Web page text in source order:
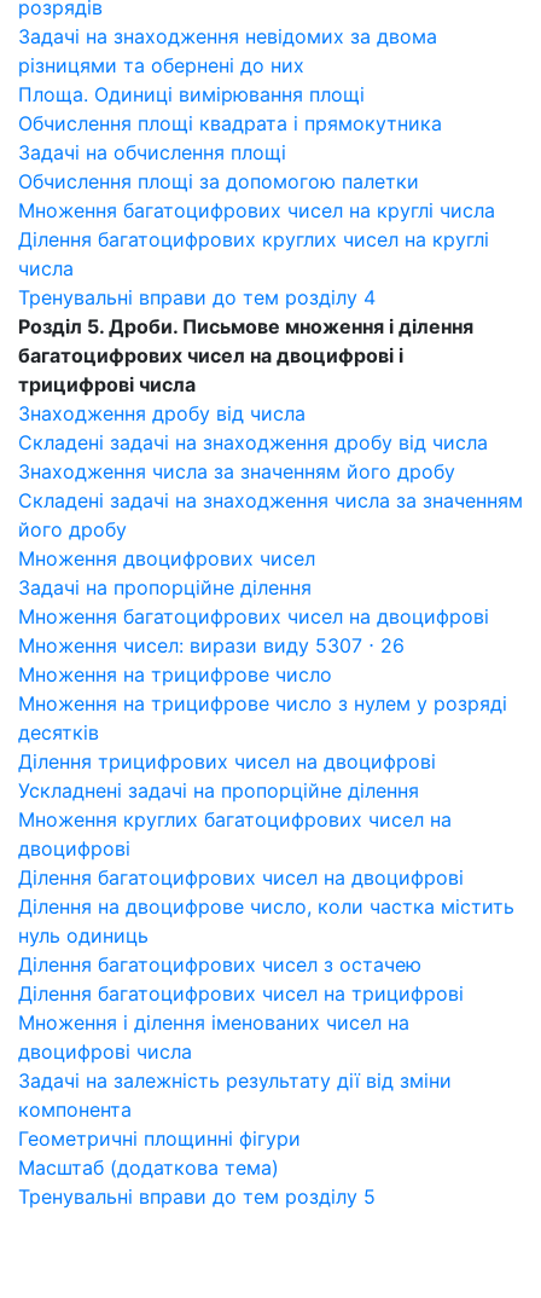
розрядів
Задачі на знаходження невідомих за двома
різницями та обернені до них
Площа. Одиниці вимірювання площі
Обчислення площі квадрата і прямокутника
Задачі на обчислення площі
Обчислення площі за допомогою палетки
Множення багатоцифрових чисел на круглі числа
Ділення багатоцифрових круглих чисел на круглі
числа
Тренувальні вправи до тем розділу 4
Розділ 5. Дроби. Письмове множення і ділення
багатоцифрових чисел на двоцифрові і
трицифрові числа
Знаходження дробу від числа
Складені задачі на знаходження дробу від числа
Знаходження числа за значенням його дробу
Складені задачі на знаходження числа за значенням
його дробу
Множення двоцифрових чисел
Задачі на пропорційне ділення
Множення багатоцифрових чисел на двоцифрові
Множення чисел: вирази виду 5307 ⋅ 26
Множення на трицифрове число
Множення на трицифрове число з нулем у розряді
десятків
Ділення трицифрових чисел на двоцифрові
Ускладнені задачі на пропорційне ділення
Множення круглих багатоцифрових чисел на
двоцифрові
Ділення багатоцифрових чисел на двоцифрові
Ділення на двоцифрове число, коли частка містить
нуль одиниць
Ділення багатоцифрових чисел з остачею
Ділення багатоцифрових чисел на трицифрові
Множення і ділення іменованих чисел на
двоцифрові числа
Задачі на залежність результату дії від зміни
компонента
Геометричні площинні фігури
Масштаб (додаткова тема)
Тренувальні вправи до тем розділу 5